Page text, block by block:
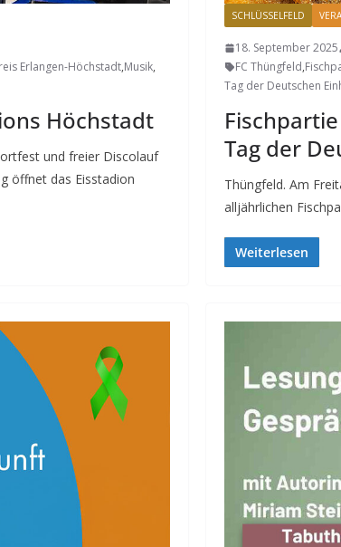
Erlangen-Höchstadt,Musik,
Höchstadt
und freier Discolauf
öffnet das Eisstadion
SCHLÜSSELFELD
18. September 2025
FC Thüngfeld,
Tag der Deutschen
Tag der
Thüngfeld. Am
alljährlichen
Weiterlesen